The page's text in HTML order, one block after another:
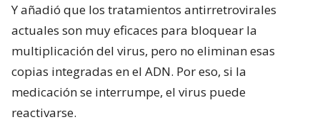
Y añadió que los tratamientos antirretrovirales
actuales son muy eficaces para bloquear la
multiplicación del virus, pero no eliminan esas
copias integradas en el ADN. Por eso, si la
medicación se interrumpe, el virus puede
reactivarse.